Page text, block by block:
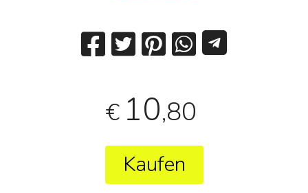
€ 10,80
Kaufen